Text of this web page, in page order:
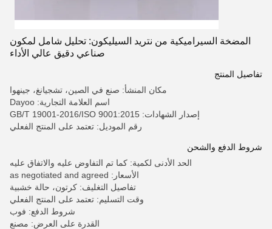
المضخة السيراميكية من نتريد السيليكون: تحليل شامل لمكون
صناعي دقيق عالي الأداء
تفاصيل المنتج
مكان المنشأ: صنع في الصين، تشجيانغ، جينهوا
اسم العلامة التجارية: Dayoo
إصدار الشهادات: GB/T 19001-2016/ISO 9001:2015
رقم الموديل: تعتمد على المنتج الفعلي
شروط الدفع والشحن
الحد الأدنى لكمية: كما تم التفاوض عليه والاتفاق عليه
الأسعار: as negotiated and agreed
تفاصيل التغليف: كرتون، حالة خشبية
وقت التسليم: تعتمد على المنتج الفعلي
شروط الدفع: فوب
القدرة على العرض: مصنع